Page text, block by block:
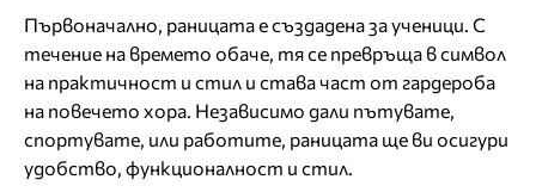
Първоначално, раницата е създадена за ученици. С
течение на времето обаче, тя се превръща в символ
на практичност и стил и става част от гардероба
на повечето хора. Независимо дали пътувате,
спортувате, или работите, раницата ще ви осигури
удобство, функционалност и стил.